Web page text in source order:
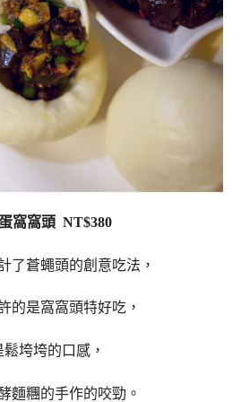
窩窩頭 NT$380
了蒼蠅頭的創意吃法，
的是窩窩頭特好吃，
鬆垮垮的口感，
麵糰的手作的咬勁。